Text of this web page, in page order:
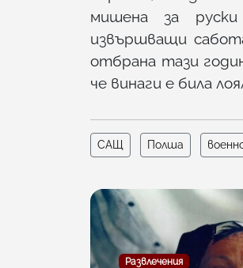
мишена за руски
извършващи
отбрана тази
че винаги е била
САЩ Полша
Развлечения